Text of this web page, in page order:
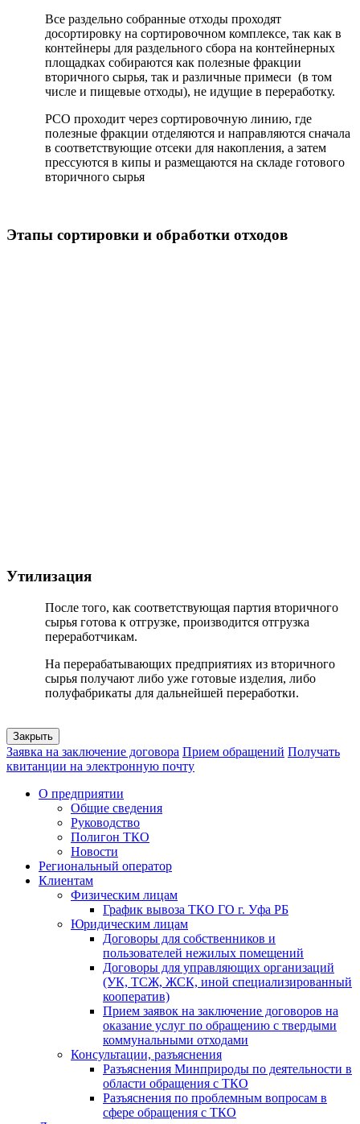
Все раздельно собранные отходы проходят
досортировку на сортировочном комплексе, так как в
контейнеры для раздельного сбора на контейнерных
площадках собираются как полезные фракции
вторичного сырья, так и различные примеси (в том
числе и пищевые отходы), не идущие в переработку.
РСО проходит через сортировочную линию, где
полезные фракции отделяются и направляются сначала
в соответствующие отсеки для накопления, а затем
прессуются в кипы и размещаются на складе готового
вторичного сырья
Этапы сортировки и обработки отходов
Утилизация
После того, как соответствующая партия вторичного
сырья готова к отгрузке, производится отгрузка
переработчикам.
На перерабатывающих предприятиях из вторичного
сырья получают либо уже готовые изделия, либо
полуфабрикаты для дальнейшей переработки.
Закрыть
Заявка на заключение договора Прием обращений Получать
квитанции на электронную почту
О предприятии
Общие сведения
Руководство
Полигон ТКО
Новости
Региональный оператор
Клиентам
Физическим лицам
График вывоза ТКО ГО г. Уфа РБ
Юридическим лицам
Договоры для собственников и
пользователей нежилых помещений
Договоры для управляющих организаций
(УК, ТСЖ, ЖСК, иной специализированный
кооператив)
Прием заявок на заключение договоров на
оказание услуг по обращению с твердыми
коммунальными отходами
Консультации, разъяснения
Разъяснения Минприроды по деятельности в
области обращения с ТКО
Разъяснения по проблемным вопросам в
сфере обращения с ТКО